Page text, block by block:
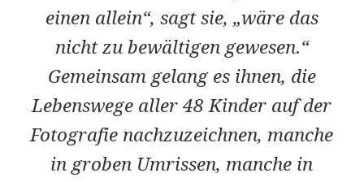
einen allein“, sagt sie, „wäre das
nicht zu bewältigen gewesen.“
Gemeinsam gelang es ihnen, die
Lebenswege aller 48 Kinder auf der
Fotografie nachzuzeichnen, manche
in groben Umrissen, manche in